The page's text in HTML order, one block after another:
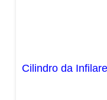
Cilindro da